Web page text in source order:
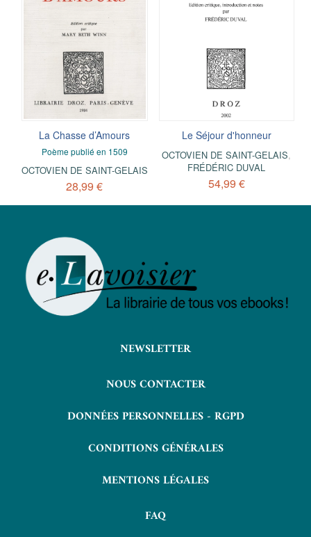
La Chasse d’Amours
Poème publié en 1509
OCTOVIEN DE SAINT-GELAIS
28,99 €
Le Séjour d'honneur
OCTOVIEN DE SAINT-GELAIS,
FRÉDÉRIC DUVAL
54,99 €
NEWSLETTER
NOUS CONTACTER
DONNÉES PERSONNELLES - RGPD
CONDITIONS GÉNÉRALES
MENTIONS LÉGALES
FAQ